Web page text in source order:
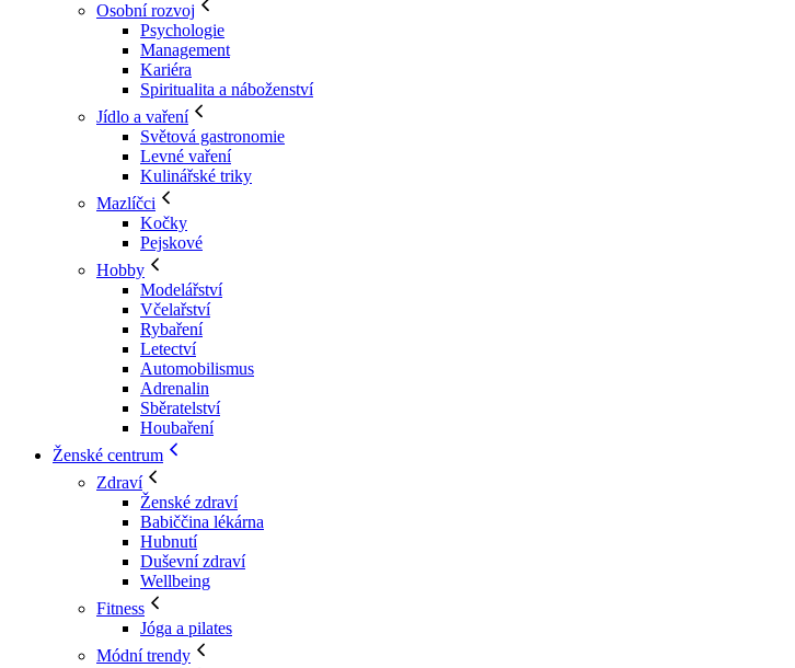
Osobní rozvoj
Psychologie
Management
Kariéra
Spiritualita a náboženství
Jídlo a vaření
Světová gastronomie
Levné vaření
Kulinářské triky
Mazlíčci
Kočky
Pejskové
Hobby
Modelářství
Včelařství
Rybaření
Letectví
Automobilismus
Adrenalin
Sběratelství
Houbaření
Ženské centrum
Zdraví
Ženské zdraví
Babiččina lékárna
Hubnutí
Duševní zdraví
Wellbeing
Fitness
Jóga a pilates
Módní trendy